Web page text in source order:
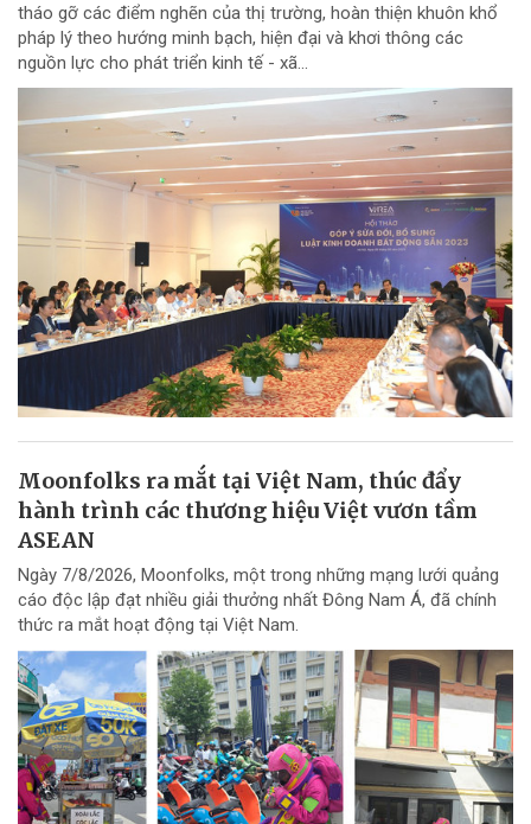
tháo gỡ các điểm nghẽn của thị trường, hoàn thiện khuôn khổ
pháp lý theo hướng minh bạch, hiện đại và khơi thông các
nguồn lực cho phát triển kinh tế - xã...
Moonfolks ra mắt tại Việt Nam, thúc đẩy
hành trình các thương hiệu Việt vươn tầm
ASEAN
Ngày 7/8/2026, Moonfolks, một trong những mạng lưới quảng
cáo độc lập đạt nhiều giải thưởng nhất Đông Nam Á, đã chính
thức ra mắt hoạt động tại Việt Nam.